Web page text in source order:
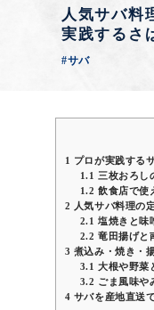
人気サバ料
実践するさ
#サバ
1
プロが実践する
1.1
三枚おろし
1.2 飲食店で使
2 人気サバ料理の
2.1 塩焼きと味
2.2 竜田揚げと
3 煮込み・焼き・
3.1 大根や野菜
3.2 ごま風味や
4 サバを産地直送